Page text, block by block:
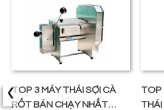
TOP 3 MÁY THÁI SỢI CÀ
RỐT BÁN CHẠY NHẤT
TOP
THÁI
‹